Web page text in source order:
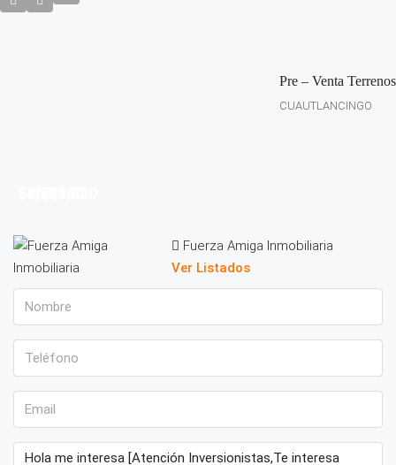
Pre – Venta Terrenos
CUAUTLANCINGO
Fuerza Amiga Inmobiliaria
Ver Listados